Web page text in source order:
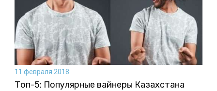
11 февраля 2018
Топ-5: Популярные вайнеры Казахстана